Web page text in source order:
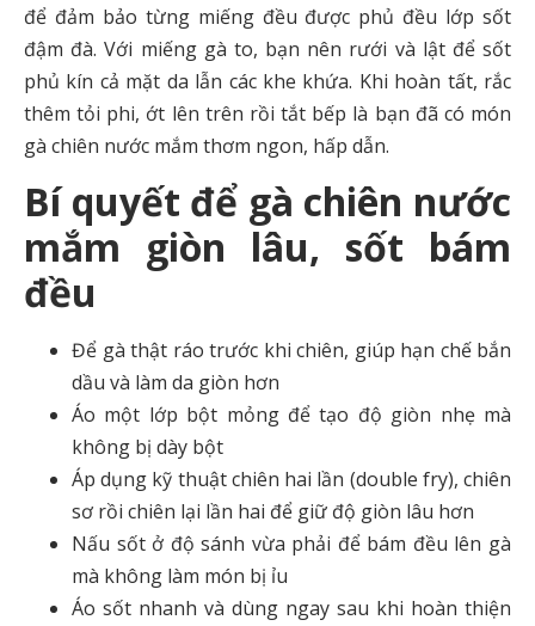
để đảm bảo từng miếng đều được phủ đều lớp sốt
đậm đà. Với miếng gà to, bạn nên rưới và lật để sốt
phủ kín cả mặt da lẫn các khe khứa. Khi hoàn tất, rắc
thêm tỏi phi, ớt lên trên rồi tắt bếp là bạn đã có món
gà chiên nước mắm thơm ngon, hấp dẫn.
Bí quyết để gà chiên nước
mắm giòn lâu, sốt bám
đều
Để gà thật ráo trước khi chiên, giúp hạn chế bắn
dầu và làm da giòn hơn
Áo một lớp bột mỏng để tạo độ giòn nhẹ mà
không bị dày bột
Áp dụng kỹ thuật chiên hai lần (double fry), chiên
sơ rồi chiên lại lần hai để giữ độ giòn lâu hơn
Nấu sốt ở độ sánh vừa phải để bám đều lên gà
mà không làm món bị ỉu
Áo sốt nhanh và dùng ngay sau khi hoàn thiện